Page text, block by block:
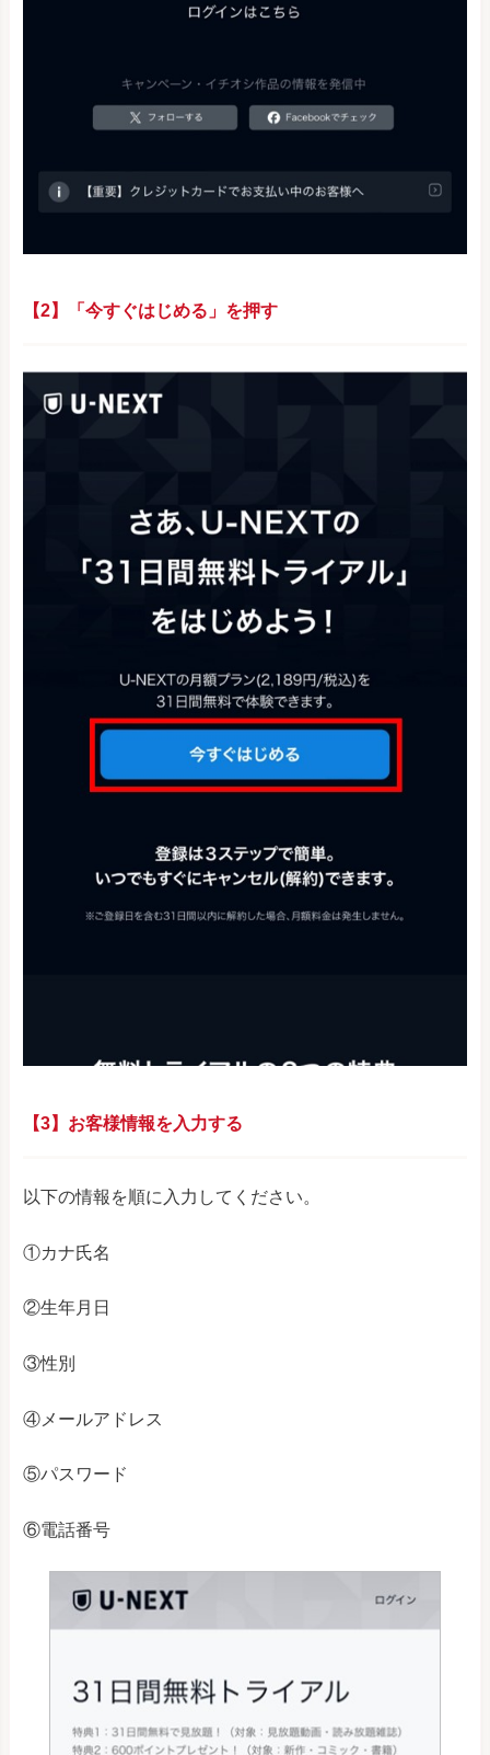
【2】「今すぐはじめる」を押す
【3】お客様情報を入力する
以下の情報を順に入力してください。
①カナ氏名
②生年月日
③性別
④メールアドレス
⑤パスワード
⑥電話番号